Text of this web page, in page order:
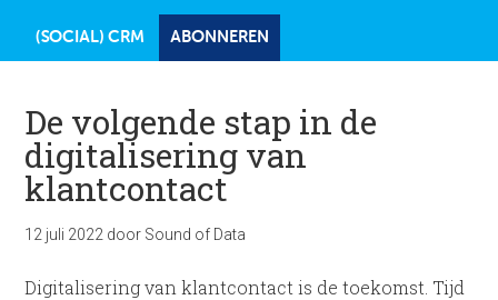
(SOCIAL) CRM ABONNEREN
De volgende stap in de
digitalisering van
klantcontact
12 juli 2022 door Sound of Data
Digitalisering van klantcontact is de toekomst. Tijd